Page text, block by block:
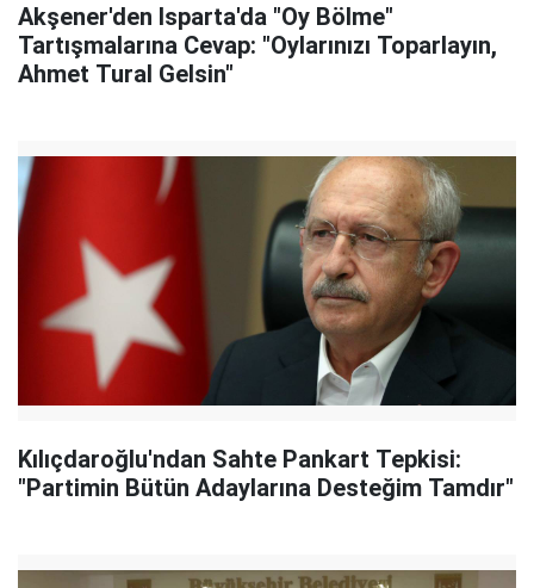
Akşener'den Isparta'da "Oy Bölme"
Tartışmalarına Cevap: "Oylarınızı Toparlayın,
Ahmet Tural Gelsin"
Kılıçdaroğlu'ndan Sahte Pankart Tepkisi:
"Partimin Bütün Adaylarına Desteğim Tamdır"